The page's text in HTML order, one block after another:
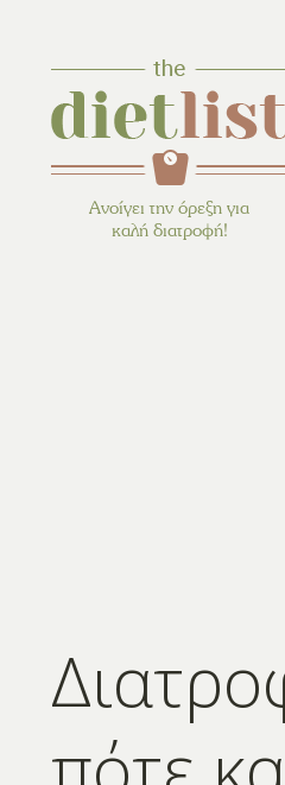
Ανοίγει την όρεξη για
καλή διατροφή!